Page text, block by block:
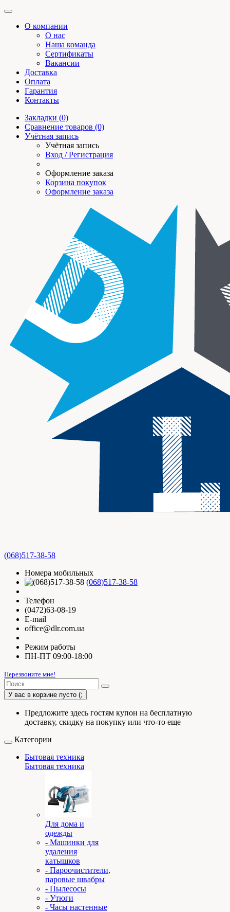
О компании
О нас
Наша команда
Сертификаты
Вакансии
Доставка
Оплата
Гарантия
Контакты
Закладки (0)
Сравнение товаров (0)
Учётная запись
Учётная запись
Вход / Регистрация
Оформление заказа
Корзина покупок
Оформление заказа
(068)517-38-58
Номера мобильных
(068)517-38-58
Телефон
(0472)63-08-19
E-mail
office@dlr.com.ua
Режим работы
ПН-ПТ 09:00-18:00
Перезвоните мне!
У вас в корзине пусто (;
Предложите здесь гостям купон на бесплатную
доставку, скидку на покупку или что-то еще
Категории
Бытовая техника
Бытовая техника
Для дома и
одежды
- Машинки для
удаления
катышков
- Пароочистители,
паровые швабры
- Пылесосы
- Утюги
- Часы настенные